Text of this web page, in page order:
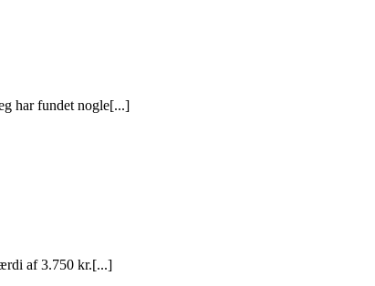
har fundet nogle[...]
af 3.750 kr.[...]